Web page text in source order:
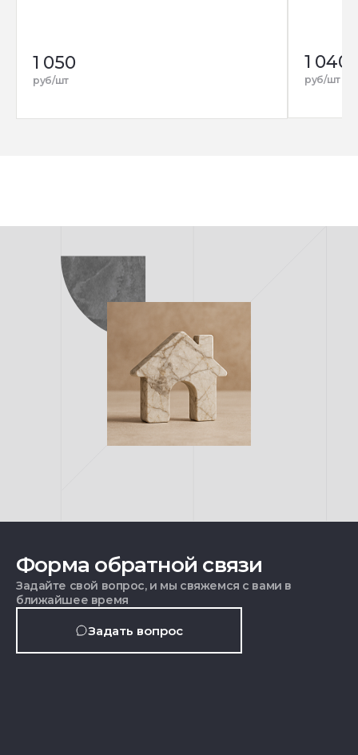
1 050
руб/шт
1 040
руб/шт
Форма обратной связи
Задайте свой вопрос, и мы свяжемся с вами в
ближайшее время
Задать вопрос